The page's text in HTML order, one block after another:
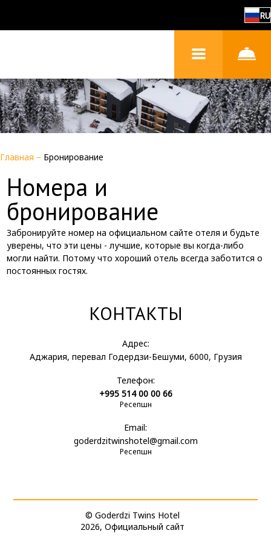
RU
Главная – Бронирование
Номера и
бронирование
Забронируйте номер на официальном сайте отеля и будьте
уверены, что эти цены - лучшие, которые вы когда-либо
могли найти. Потому что хороший отель всегда заботится о
постоянных гостях.
КОНТАКТЫ
Адрес:
Аджария, перевал Годердзи-Бешуми, 6000, Грузия
Телефон:
+995 514 00 00 66
Ресепшн
Email:
goderdzitwinshotel@gmail.com
Ресепшн
© Goderdzi Twins Hotel
2026, Официальный сайт